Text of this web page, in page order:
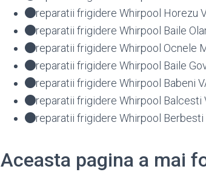
reparatii frigidere Whirpool Horezu
reparatii frigidere Whirpool Baile
reparatii frigidere Whirpool Ocnele
reparatii frigidere Whirpool Baile
reparatii frigidere Whirpool Babeni
reparatii frigidere Whirpool Balcesti
reparatii frigidere Whirpool Berbesti
Aceasta pagina a mai